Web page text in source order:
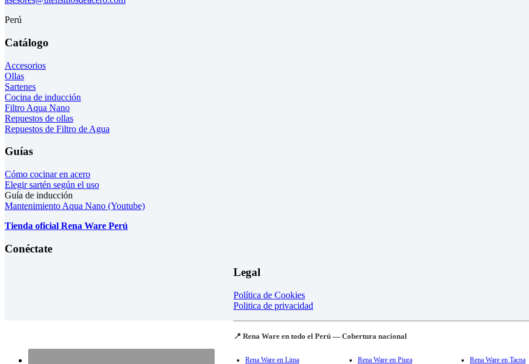
Perú
Catálogo
Accesorios
Ollas
Sartenes
Cocina de inducción
Filtro Aqua Nano
Repuestos de ollas
Repuestos de Filtro de Agua
Guías
Cómo cocinar en acero
Elegir sartén según el uso
Guía de inducción
Mantenimiento Aqua Nano (Youtube)
Tienda oficial Rena Ware Perú
Conéctate
Legal
Política de Cookies
Politica de privacidad
📍 Rena Ware en todo el Perú — Cobertura nacional
Rena Ware en Lima
Rena Ware en Piura
Rena Ware en Tacna